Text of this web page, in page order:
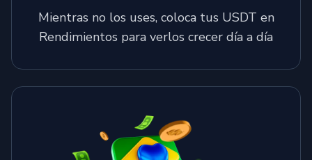
Mientras no los uses, coloca tus USDT en
Rendimientos para verlos crecer día a día